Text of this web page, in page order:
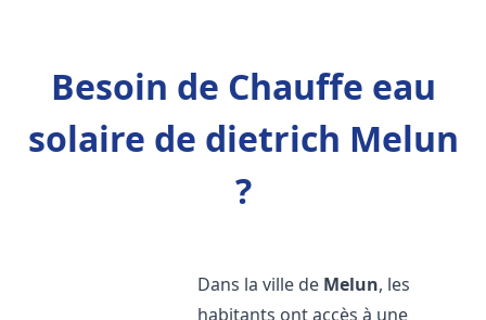
Besoin de Chauffe eau
solaire de dietrich Melun
?
Dans la ville de Melun, les
habitants ont accès à une